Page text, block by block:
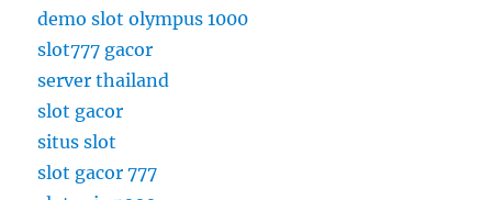
demo slot olympus 1000
slot777 gacor
server thailand
slot gacor
situs slot
slot gacor 777